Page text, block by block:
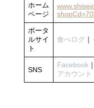
ホーム
ページ
ポータ
ルサイ
ト
食べログ ｜
SNS
Facebook ｜
アカウント